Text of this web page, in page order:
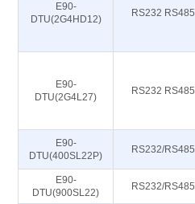
E90-
DTU(2G4HD12)
RS232 RS485
E90-
DTU(2G4L27)
RS232 RS485
E90-
DTU(400SL22P)
RS232/RS485
E90-
DTU(900SL22)
RS232/RS485